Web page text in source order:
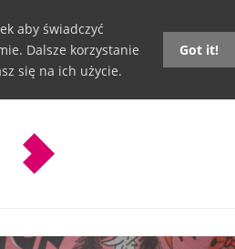
aby świadczyć
Dalsze korzystanie
się na ich użycie.
Got it!